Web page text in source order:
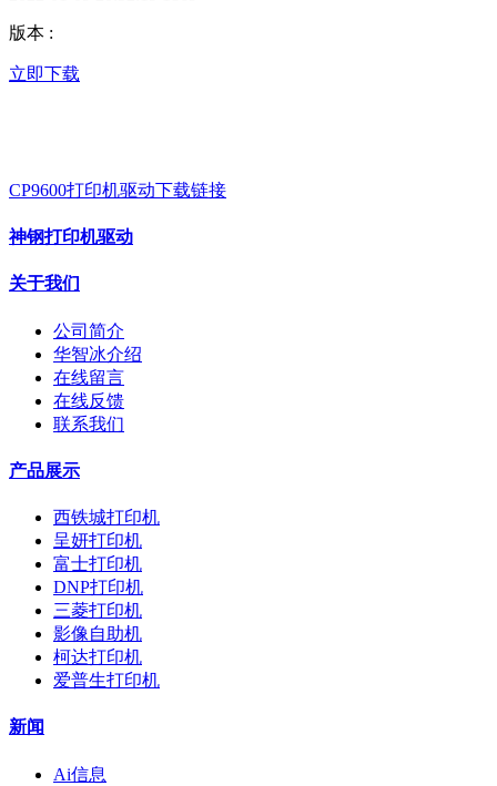
版本 :
立即下载
CP9600打印机驱动下载链接
神钢打印机驱动
关于我们
公司简介
华智冰介绍
在线留言
在线反馈
联系我们
产品展示
西铁城打印机
呈妍打印机
富士打印机
DNP打印机
三菱打印机
影像自助机
柯达打印机
爱普生打印机
新闻
Ai信息